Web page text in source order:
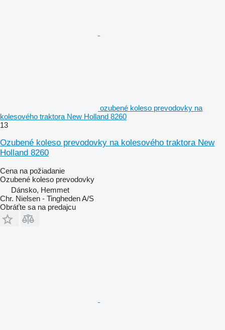
ozubené koleso prevodovky na
kolesového traktora New Holland 8260
13
Ozubené koleso prevodovky na kolesového traktora New
Holland 8260
Cena na požiadanie
Ozubené koleso prevodovky
Dánsko, Hemmet
Chr. Nielsen - Tingheden A/S
Obráťte sa na predajcu